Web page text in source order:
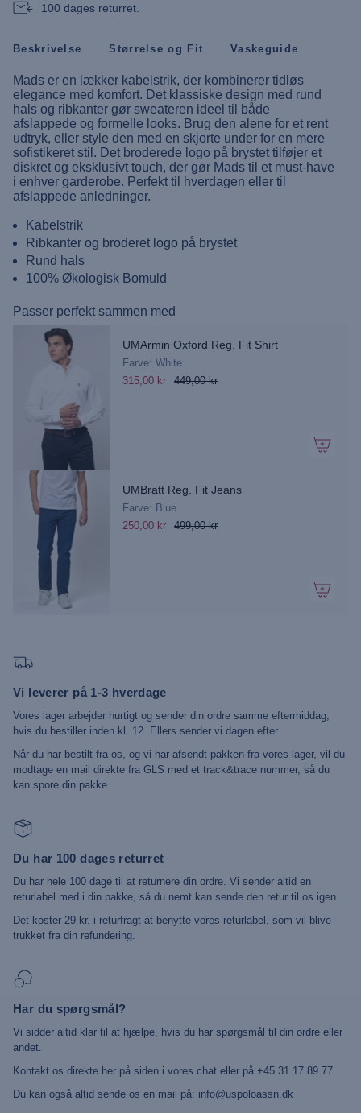
100 dages returret.
Beskrivelse Størrelse og Fit Vaskeguide
Mads er en lækker kabelstrik, der kombinerer tidløs
elegance med komfort. Det klassiske design med rund
hals og ribkanter gør sweateren ideel til både
afslappede og formelle looks. Brug den alene for et rent
udtryk, eller style den med en skjorte under for en mere
sofistikeret stil. Det broderede logo på brystet tilføjer et
diskret og eksklusivt touch, der gør Mads til et must-have
i enhver garderobe. Perfekt til hverdagen eller til
afslappede anledninger.
Kabelstrik
Ribkanter og broderet logo på brystet
Rund hals
100% Økologisk Bomuld
Passer perfekt sammen med
UMArmin Oxford Reg. Fit Shirt
Farve: White
315,00 kr
449,00 kr
UMBratt Reg. Fit Jeans
Farve: Blue
250,00 kr
499,00 kr
Vi leverer på 1-3 hverdage
Vores lager arbejder hurtigt og sender din ordre samme eftermiddag,
hvis du bestiller inden kl. 12. Ellers sender vi dagen efter.
Når du har bestilt fra os, og vi har afsendt pakken fra vores lager, vil du
modtage en mail direkte fra GLS med et track&trace nummer, så du
kan spore din pakke.
Du har 100 dages returret
Du har hele 100 dage til at returnere din ordre. Vi sender altid en
returlabel med i din pakke, så du nemt kan sende den retur til os igen.
Det koster 29 kr. i returfragt at benytte vores returlabel, som vil blive
trukket fra din refundering.
Har du spørgsmål?
Vi sidder altid klar til at hjælpe, hvis du har spørgsmål til din ordre eller
andet.
Kontakt os direkte her på siden i vores chat eller på +45 31 17 89 77
Du kan også altid sende os en mail på: info@uspoloassn.dk